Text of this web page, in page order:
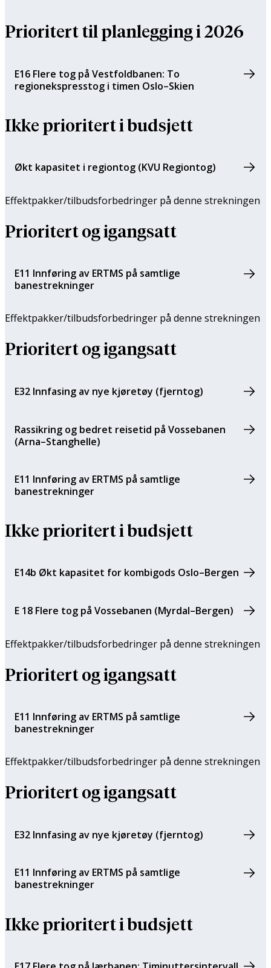
Prioritert til planlegging i 2026
E16 Flere tog på Vestfoldbanen: To
regionekspresstog i timen Oslo–Skien
Ikke prioritert i budsjett
Økt kapasitet i regiontog (KVU Regiontog)
Effektpakker/tilbuds­forbedringer på denne strekningen
Prioritert og igangsatt
E11 Innføring av ERTMS på samtlige
banestrekninger
Effektpakker/tilbuds­forbedringer på denne strekningen
Prioritert og igangsatt
E32 Innfasing av nye kjøretøy (fjerntog)
Rassikring og bedret reisetid på Vossebanen
(Arna–Stanghelle)
E11 Innføring av ERTMS på samtlige
banestrekninger
Ikke prioritert i budsjett
E14b Økt kapasitet for kombigods Oslo–Bergen
E 18 Flere tog på Vossebanen (Myrdal–Bergen)
Effektpakker/tilbuds­forbedringer på denne strekningen
Prioritert og igangsatt
E11 Innføring av ERTMS på samtlige
banestrekninger
Effektpakker/tilbuds­forbedringer på denne strekningen
Prioritert og igangsatt
E32 Innfasing av nye kjøretøy (fjerntog)
E11 Innføring av ERTMS på samtlige
banestrekninger
Ikke prioritert i budsjett